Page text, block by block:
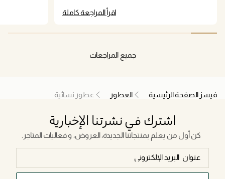
اقرأ المراجعة كاملة
جميع المراجعات
فيسز الصفحة الرئيسية العطور عطور نسائية
اشترك في نشرتنا الإخبارية
كن أول من يعلم بمنتجاتنا الجديدة، العروض، و فعاليات المتاجر.